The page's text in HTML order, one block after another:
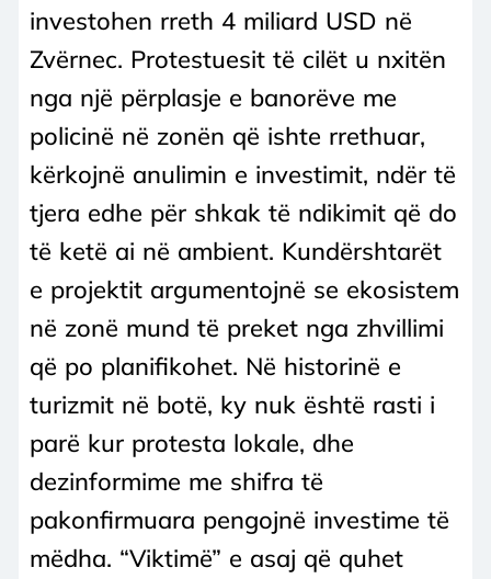
investohen rreth 4 miliard USD në
Zvërnec. Protestuesit të cilët u nxitën
nga një përplasje e banorëve me
policinë në zonën që ishte rrethuar,
kërkojnë anulimin e investimit, ndër të
tjera edhe për shkak të ndikimit që do
të ketë ai në ambient. Kundërshtarët
e projektit argumentojnë se ekosistem
në zonë mund të preket nga zhvillimi
që po planifikohet. Në historinë e
turizmit në botë, ky nuk është rasti i
parë kur protesta lokale, dhe
dezinformime me shifra të
pakonfirmuara pengojnë investime të
mëdha. “Viktimë” e asaj që quhet